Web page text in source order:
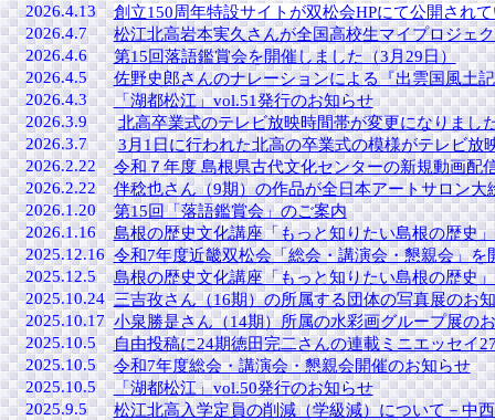
2026.4.13
創立150周年特設サイトが双松会HPにて公開され
2026.4.7
松江北高岩本実久さんが全国高校生マイプロジェ
2026.4.6
第15回落語鑑賞会を開催しました（3月29日）
2026.4.5
佐野史郎さんのナレーションによる『出雲国風土
2026.4.3
「湖都松江」vol.51発行のお知らせ
2026.3.9
北高卒業式のテレビ放映時間帯が変更になりまし
2026.3.7
3月1日に行われた北高の卒業式の模様がテレビ放
2026.2.22
令和７年度 島根県古代文化センターの新規動画配
2026.2.22
伴稔也さん（9期）の作品が全日本アートサロン大
2026.1.20
第15回「落語鑑賞会」のご案内
2026.1.16
島根の歴史文化講座「もっと知りたい島根の歴史
2025.12.16 令和7年度近畿双松会「総会・講演会・懇親会」を
2025.12.5
島根の歴史文化講座「もっと知りたい島根の歴史
2025.10.24 三吉孜さん（16期）の所属する団体の写真展のお
2025.10.17 小泉勝是さん（14期）所属の水彩画グループ展の
2025.10.5
自由投稿に24期徳田完二さんの連載ミニエッセイ
2025.10.5
令和7年度総会・講演会・懇親会開催のお知らせ
2025.10.5
「湖都松江」vol.50発行のお知らせ
2025.9.5
松江北高入学定員の削減（学級減）について－中